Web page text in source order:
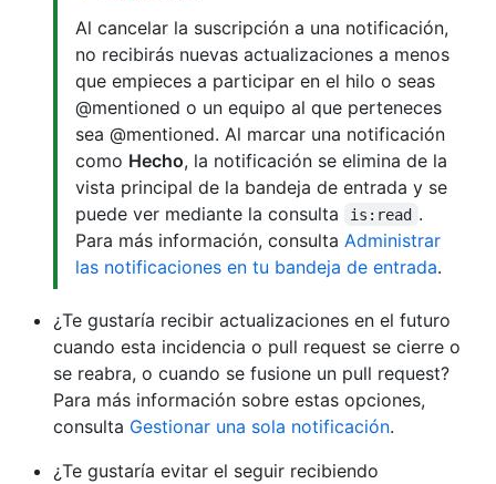
Al cancelar la suscripción a una notificación,
no recibirás nuevas actualizaciones a menos
que empieces a participar en el hilo o seas
@mentioned o un equipo al que perteneces
sea @mentioned. Al marcar una notificación
como Hecho, la notificación se elimina de la
vista principal de la bandeja de entrada y se
puede ver mediante la consulta
is:read .
Para más información, consulta Administrar
las notificaciones en tu bandeja de entrada.
¿Te gustaría recibir actualizaciones en el futuro
cuando esta incidencia o pull request se cierre o
se reabra, o cuando se fusione un pull request?
Para más información sobre estas opciones,
consulta Gestionar una sola notificación.
¿Te gustaría evitar el seguir recibiendo